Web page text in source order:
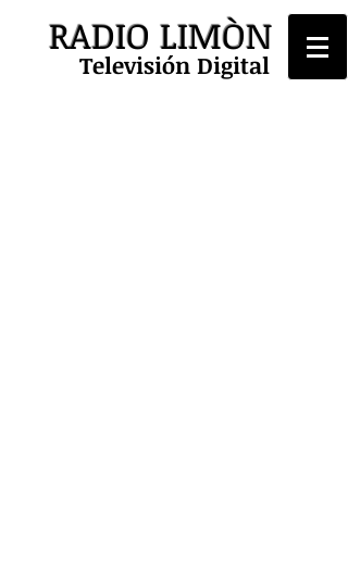
RADIO LIMÒN
Televisión Digital